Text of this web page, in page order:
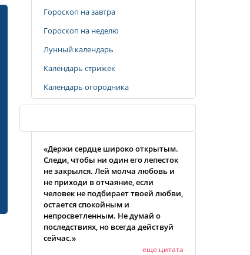
Гороскоп на завтра
Гороскоп на неделю
Лунный календарь
Календарь стрижек
Календарь огородника
«Держи сердце широко открытым.
Следи, чтобы ни один его лепесток
не закрылся. Лей молча любовь и
не приходи в отчаяние, если
человек не подбирает твоей любви,
остается спокойным и
непросветленным. Не думай о
последствиях, но всегда действуй
сейчас.»
еще цитата